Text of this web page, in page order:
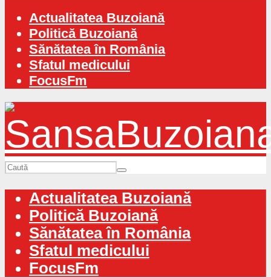
Actualitatea Buzoiană
Politică Buzoiană
Sănătatea în România
Sfatul medicului
FocusFm
Actualitatea Buzoiană
Politică Buzoiană
Sănătatea în România
Sfatul medicului
FocusFm